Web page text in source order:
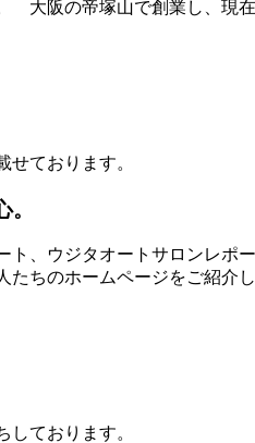
大阪の帝塚山で創業し、現
ております。
、ウジタオートサロンレポ
ちのホームページをご紹介し
ております。